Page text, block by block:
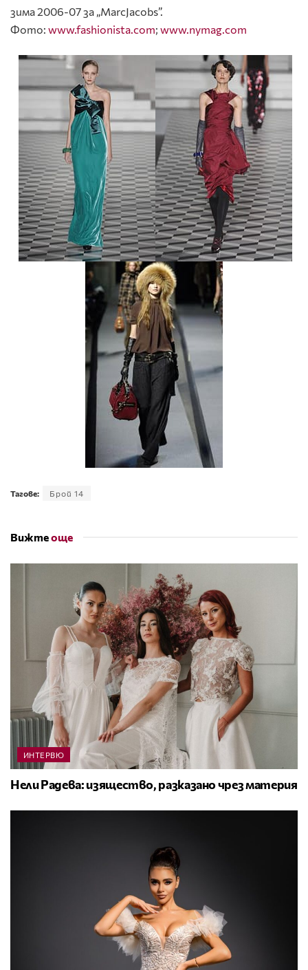
зима 2006-07 за „MarcJacobs”.
Фото: www.fashionista.com; www.nymag.com
Тагове: Брой 14
Вижтеоще
ИНТЕРВЮ
Нели Радева: изящество, разказано чрез материя